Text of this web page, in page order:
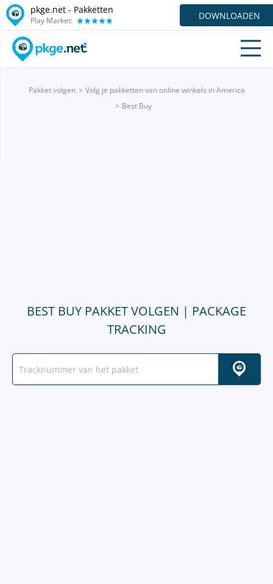
pkge.net - Pakketten
Play Market: DOWNLOADEN
Pakket volgen
Volg je pakketten van online winkels in America
Best Buy
BEST BUY PAKKET VOLGEN | PACKAGE
TRACKING